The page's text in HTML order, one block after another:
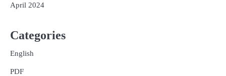
April 2024
Categories
English
PDF